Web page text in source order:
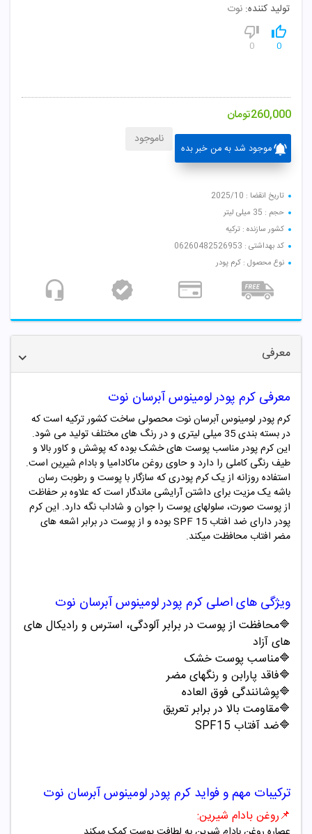
تولید کننده: نوت
0
0
260,000تومان
موجود شد به من خبر بده
ناموجود
تاریخ انقضا : 2025/10
حجم : 35 میلی لیتر
کشور سازنده : ترکیه
کد بهداشتی : 06260482526953
نوع محصول : کرم پودر
معرفی
معرفی کرم پودر لومینوس آبرسان نوت
کرم پودر لومینوس آبرسان نوت محصولی ساخت کشور ترکیه است که
در بسته بندی 35 میلی لیتری و در رنگ های مختلف تولید می شود.
این کرم پودر مناسب پوست های خشک بوده که پوشش و کاور بالا و
طیف رنگی کاملی را دارد و حاوی روغن ماکادامیا و بادام شیرین است.
استفاده روزانه از یک کرم پودری که سازگار با پوست و رطوبت رسان
باشه یک مزیت برای داشتن آرایشی ماندگار است که علاوه بر حفاظت
از پوست صورت، سلولهای پوست را جوان و شاداب نگه دارد. این کرم
پودر دارای ضد افتاب SPF 15بوده و از پوست در برابر اشعه های
مضر افتاب محافظت میکند.
ویژگی های اصلی کرم پودر لومینوس آبرسان نوت
🔷محافظت از پوست در برابر آلودگی، استرس و رادیکال های
های آزاد
🔷مناسب پوست خشک
🔷فاقد پارابن و رنگهای مضر
🔷پوشانندگی فوق العاده
🔷مقاومت بالا در برابر تعریق
🔷ضد آفتاب SPF15
ترکیبات مهم و فواید کرم پودر لومینوس آبرسان نوت
📌روغن بادام شیرین: